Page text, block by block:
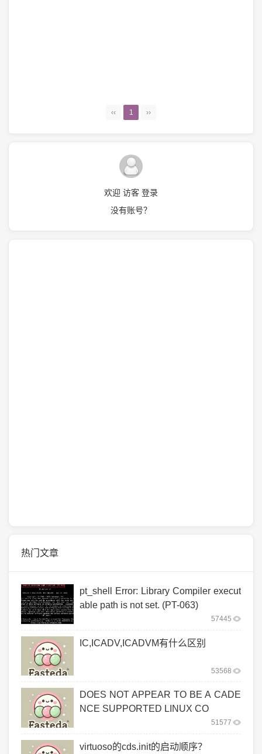
‹‹ 1 ››
欢迎 访客 登录
没有账号？
热门文章
pt_shell Error: Library Compiler execut
able path is not set. (PT-063)
57445
IC,ICADV,ICADVM有什么区别
53568
DOES NOT APPEAR TO BE A CADE
NCE SUPPORTED LINUX CO
51577
virtuoso的cds.init的启动顺序？